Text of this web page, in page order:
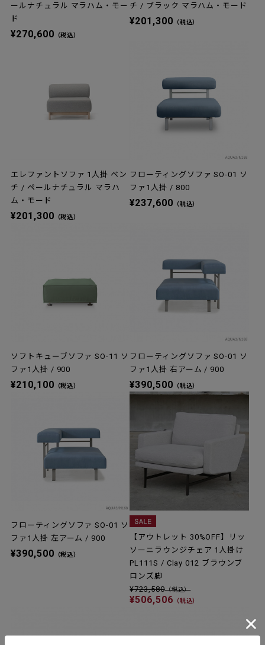
ールナチュラル マラハム・モー
ド
¥270,600 （税込）
チ / ブラック マラハム・モード
¥201,300 （税込）
エレファントソファ 1人掛 ベン
チ / ペールナチュラル マラハ
ム・モード
¥201,300 （税込）
フローティングソファ SO-01 ソ
ファ1人掛 / 800
¥237,600 （税込）
ソフトキューブソファ SO-11 ソ
ファ1人掛 / 900
¥210,100 （税込）
フローティングソファ SO-01 ソ
ファ1人掛 右アーム / 900
¥390,500 （税込）
フローティングソファ SO-01 ソ
ファ1人掛 左アーム / 900
¥390,500 （税込）
【アウトレット 30%OFF】リッ
ソーニラウンジチェア 1人掛け
PL111S / Clay 012 ブラウンブ
ロンズ脚
¥723,580（税込）
¥506,506 （税込）